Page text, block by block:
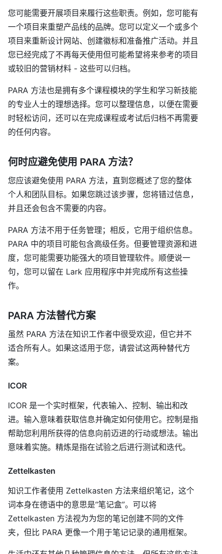
您可能需要开展项目来履行这些职责。例如，您可能有
一个项目来重塑产品线的品牌。您可以定义一个或多个
项目来重新设计网站、创建徽标和准备推广活动。并且
您已经完成了不再每天使用但可能希望将来参考的项目
或较旧的营销材料 - 这些可以归档。
PARA 方法也是拥有多个课程模块的学生和学习新技能
的专业人士的理想选择。您可以整理信息，以便在需要
时轻松访问，还可以在完成课程或考试后归档不再需要
的任何内容。
何时应避免使用 PARA 方法？
您应该避免使用 PARA 方法，直到您概述了您的整体
个人和团队目标。如果您跳过该步骤，您将错过信息，
并且还会包含不需要的内容。
PARA 方法不用于任务管理；相反，它用于组织信息。
PARA 中的项目可能包含高级任务。但要管理资源和进
度，您可能需要功能强大的项目管理软件。顺便说一
句，您可以留在 Lark 应用程序中并完成所有这些操
作。
PARA 方法替代方案
虽然 PARA 方法在知识工作者中很受欢迎，但它并不
适合所有人。如果这适用于您，请尝试这两种替代方
案。
ICOR
ICOR 是一个实时框架，代表输入、控制、输出和改
进。输入意味着获取信息并确定如何使用它。控制是指
帮助您利用所获得的信息向前迈进的行动或想法。输出
意味着实施。精炼是指在试验之后进行测试和迭代。
Zettelkasten
知识工作者使用 Zettelkasten 方法来组织笔记，这个
词本身在德语中的意思是“笔记盒”。可以将
Zettelkasten 方法视为为您的笔记创建不同的文件
夹，但比 PARA 更像一个用于笔记记录的通用框架。